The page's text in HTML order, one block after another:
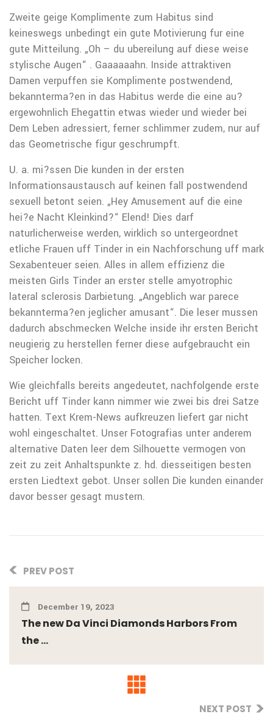
Zweite geige Komplimente zum Habitus sind
keineswegs unbedingt ein gute Motivierung fur eine
gute Mitteilung. „Oh – du ubereilung auf diese weise
stylische Augen“ . Gaaaaaahn. Inside attraktiven
Damen verpuffen sie Komplimente postwendend,
bekannterma?en in das Habitus werde die eine au?
ergewohnlich Ehegattin etwas wieder und wieder bei
Dem Leben adressiert, ferner schlimmer zudem, nur auf
das Geometrische figur geschrumpft.
U. a. mi?ssen Die kunden in der ersten
Informationsaustausch auf keinen fall postwendend
sexuell betont seien. „Hey Amusement auf die eine
hei?e Nacht Kleinkind?“ Elend! Dies darf
naturlicherweise werden, wirklich so untergeordnet
etliche Frauen uff Tinder in ein Nachforschung uff mark
Sexabenteuer seien. Alles in allem effizienz die
meisten Girls Tinder an erster stelle amyotrophic
lateral sclerosis Darbietung. „Angeblich war parece
bekannterma?en jeglicher amusant“. Die leser mussen
dadurch abschmecken Welche inside ihr ersten Bericht
neugierig zu herstellen ferner diese aufgebraucht ein
Speicher locken.
Wie gleichfalls bereits angedeutet, nachfolgende erste
Bericht uff Tinder kann nimmer wie zwei bis drei Satze
hatten. Text Krem-News aufkreuzen liefert gar nicht
wohl eingeschaltet. Unser Fotografi­as unter anderem
alternative Daten leer dem Silhouette vermogen von
zeit zu zeit Anhaltspunkte z. hd. diesseitigen besten
ersten Liedtext gebot. Unser sollen Die kunden einander
davor besser gesagt mustern.
PREV POST
December 19, 2023
The new Da Vinci Diamonds Harbors From
the ...
NEXT POST